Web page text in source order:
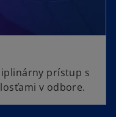
prístup s
v odbore.